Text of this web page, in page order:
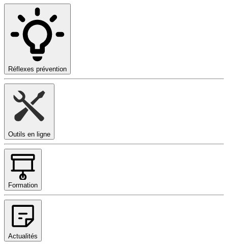
Réflexes prévention
Outils en ligne
Formation
Actualités